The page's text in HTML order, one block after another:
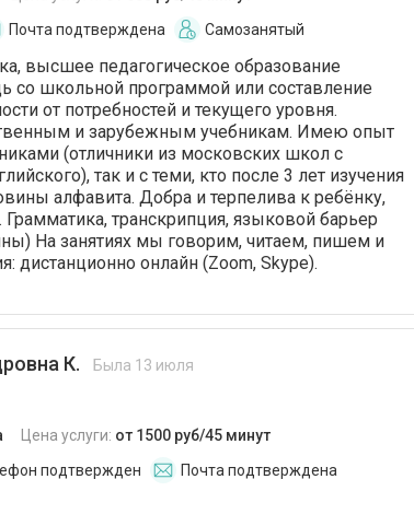
Почта подтверждена Самозанятый
высшее педагогическое образование
со школьной программой или составление
от потребностей и текущего уровня.
и зарубежным учебникам. Имею опыт
(отличники из московских школ с
так и с теми, кто после 3 лет изучения
алфавита. Добра и терпелива к ребёнку,
Грамматика, транскрипция, языковой барьер
На занятиях мы говорим, читаем, пишем и
дистанционно онлайн (Zoom, Skype).
К. Была 13 июля
Цена услуги: от 1500 руб/45 минут
подтвержден
Почта подтверждена